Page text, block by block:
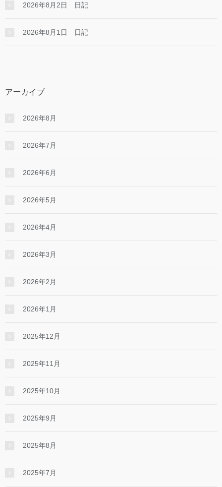
2026年8月2日 日記
2026年8月1日 日記
アーカイブ
2026年8月
2026年7月
2026年6月
2026年5月
2026年4月
2026年3月
2026年2月
2026年1月
2025年12月
2025年11月
2025年10月
2025年9月
2025年8月
2025年7月